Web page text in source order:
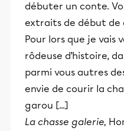
débuter un conte.
extraits de début de
Pour lors que je vais
rôdeuse d’histoire,
parmi vous autres
envie de courir la
garou [...]
La chasse galerie,